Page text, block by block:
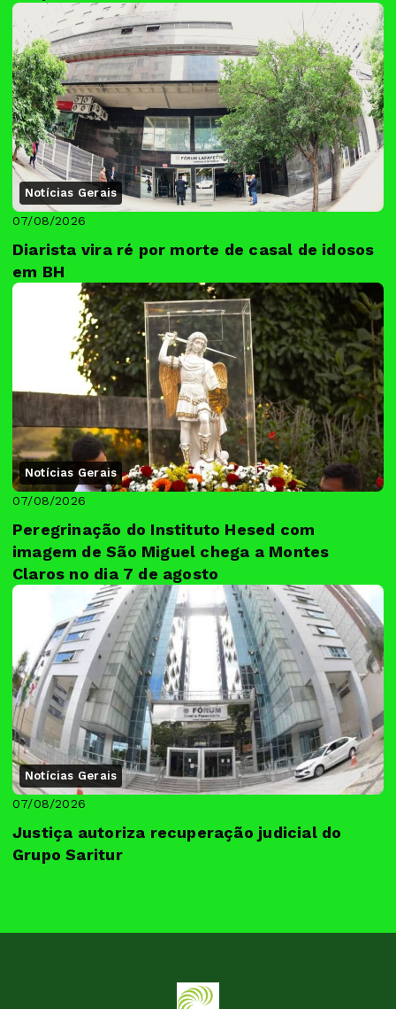
Notícias Gerais
07/08/2026
Diarista vira ré por morte de casal de idosos
em BH
Notícias Gerais
07/08/2026
Peregrinação do Instituto Hesed com
imagem de São Miguel chega a Montes
Claros no dia 7 de agosto
Notícias Gerais
07/08/2026
Justiça autoriza recuperação judicial do
Grupo Saritur